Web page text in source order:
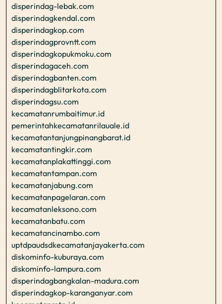
disperindag-lebak.com
disperindagkendal.com
disperindagkop.com
disperindagprovntt.com
disperindagkopukmoku.com
disperindagaceh.com
disperindagbanten.com
disperindagblitarkota.com
disperindagsu.com
kecamatanrumbaitimur.id
pemerintahkecamatanrilauale.id
kecamatantanjungpinangbarat.id
kecamatantingkir.com
kecamatanplakattinggi.com
kecamatantampan.com
kecamatanjabung.com
kecamatanpagelaran.com
kecamatanleksono.com
kecamatanbatu.com
kecamatancinambo.com
uptdpaudsdkecamatanjayakerta.com
diskominfo-kuburaya.com
diskominfo-lampura.com
disperindagbangkalan-madura.com
disperindagkop-karanganyar.com